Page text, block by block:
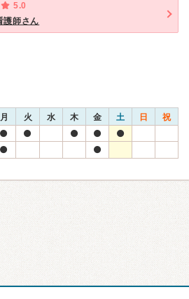
5.0
護師さん
月 火 水 木 金 土 日 祝